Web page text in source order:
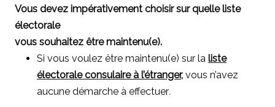
Vous devez impérativement choisir sur quelle liste
électorale
vous souhaitez être maintenu(e).
Si vous voulez être maintenu(e) sur la liste
électorale consulaire à l’étranger, vous n’avez
aucune démarche à effectuer.